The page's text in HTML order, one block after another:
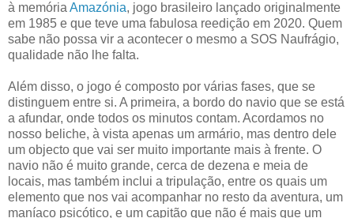
à memóriaAmazónia, jogo brasileiro lançado originalmente
em 1985 e que teve uma fabulosa reedição em 2020. Quem
sabe não possa vir a acontecer o mesmo a SOS Naufrágio,
qualidade não lhe falta.
Além disso, o jogo é composto por várias fases, que se
distinguem entre si. A primeira, a bordo do navio que se está
a afundar, onde todos os minutos contam. Acordamos no
nosso beliche, à vista apenas um armário, mas dentro dele
um objecto que vai ser muito importante mais à frente. O
navio não é muito grande, cerca de dezena e meia de
locais, mas também inclui a tripulação, entre os quais um
elemento que nos vai acompanhar no resto da aventura, um
maníaco psicótico, e um capitão que não é mais que um